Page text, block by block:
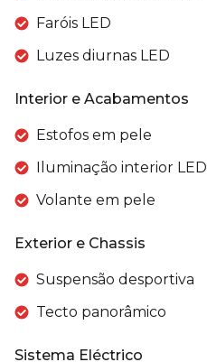
Faróis LED
Luzes diurnas LED
Interior e Acabamentos
Estofos em pele
Iluminação interior LED
Volante em pele
Exterior e Chassis
Suspensão desportiva
Tecto panorâmico
Sistema Eléctrico